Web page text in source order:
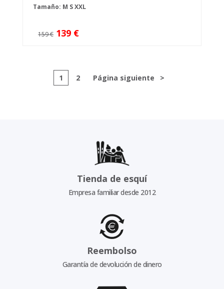
Tamaño: M SXXL
159 € 139 €
1 2 Página siguiente >
Tienda de esquí
Empresa familiar desde 2012
Reembolso
Garantía de devolución de dinero